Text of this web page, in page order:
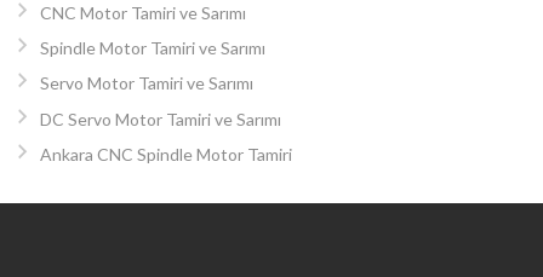
CNC Motor Tamiri ve Sarımı
Spindle Motor Tamiri ve Sarımı
Servo Motor Tamiri ve Sarımı
DC Servo Motor Tamiri ve Sarımı
Ankara CNC Spindle Motor Tamiri